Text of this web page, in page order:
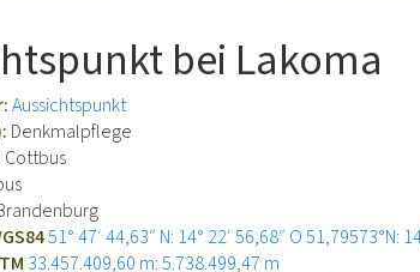
bei Lakoma
Aussichtspunkt
Denkmalpflege
Cottbus
51° 47′ 44,63″ N: 14° 22′ 56,68″ O51,79573°N:
33.457.409,60 m: 5.738.499,47 m